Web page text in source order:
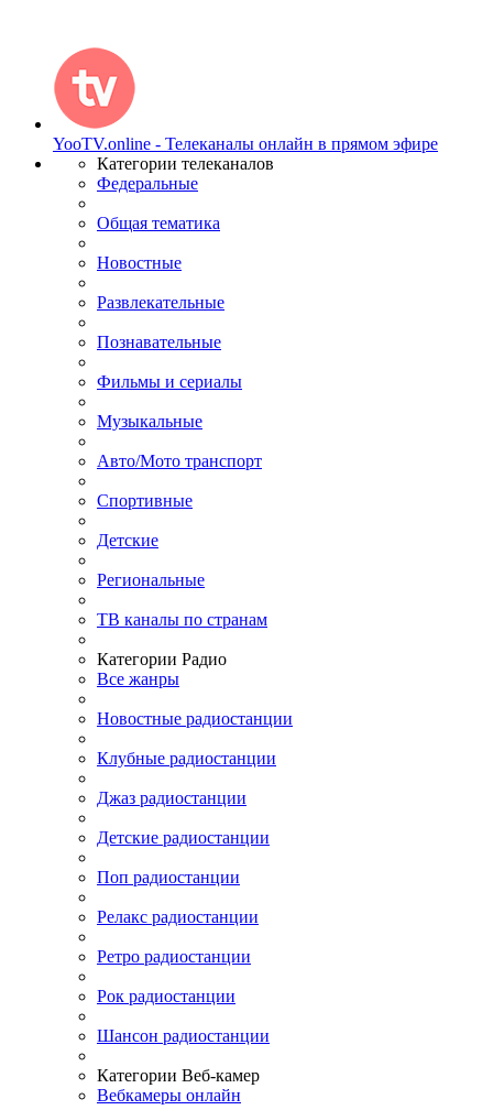
YooTV.online - Телеканалы онлайн в прямом эфире
Категории телеканалов
Федеральные
Общая тематика
Новостные
Развлекательные
Познавательные
Фильмы и сериалы
Музыкальные
Авто/Мото транспорт
Спортивные
Детские
Региональные
ТВ каналы по странам
Категории Радио
Все жанры
Новостные радиостанции
Клубные радиостанции
Джаз радиостанции
Детские радиостанции
Поп радиостанции
Релакс радиостанции
Ретро радиостанции
Рок радиостанции
Шансон радиостанции
Категории Веб-камер
Вебкамеры онлайн